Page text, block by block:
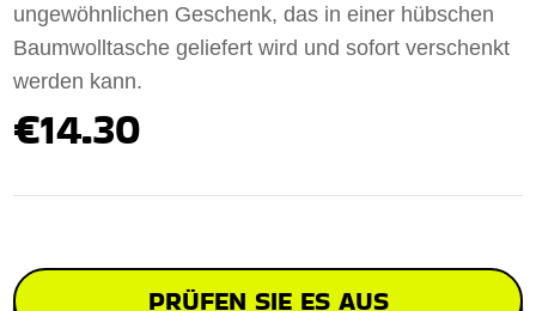
ungewöhnlichen Geschenk, das in einer hübschen
Baumwolltasche geliefert wird und sofort verschenkt
werden kann.
€14.30
PRÜFEN SIE ES AUS